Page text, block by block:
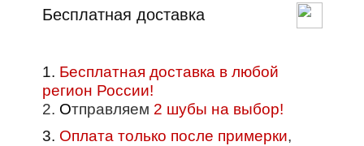
Бесплатная доставка
1. Бесплатная доставка в любой
регион России!
2. Отправляем 2 шубы на выбор!
3. Оплата только после примерки,